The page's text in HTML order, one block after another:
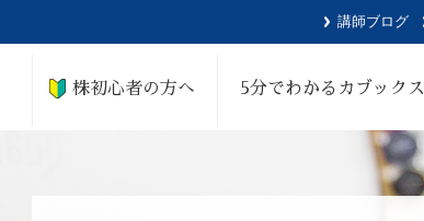
講師ブログ
株初心者の方へ 5分でわかるカブックス